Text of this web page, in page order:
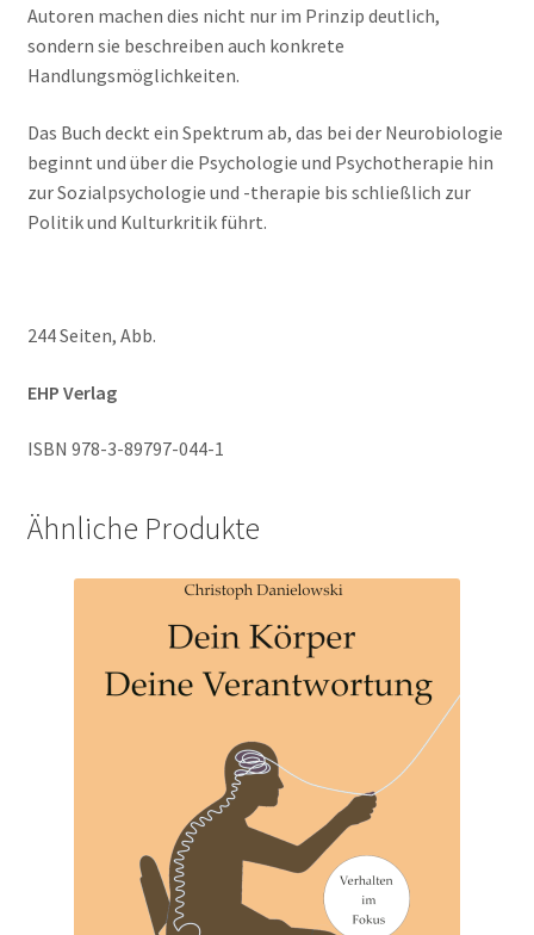
Autoren machen dies nicht nur im Prinzip deutlich,
sondern sie beschreiben auch konkrete
Handlungsmöglichkeiten.
Das Buch deckt ein Spektrum ab, das bei der Neurobiologie
beginnt und über die Psychologie und Psychotherapie hin
zur Sozialpsychologie und -therapie bis schließlich zur
Politik und Kulturkritik führt.
244 Seiten, Abb.
EHP Verlag
ISBN 978-3-89797-044-1
Ähnliche Produkte